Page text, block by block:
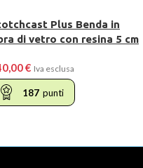
Plus Benda in
di vetro con resina 5 cm
€ Iva esclusa
187 punti